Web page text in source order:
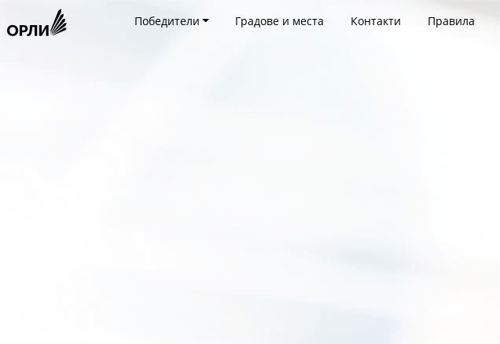
Победители Градове и места Контакти Правила